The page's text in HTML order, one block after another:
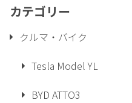
カテゴリー
クルマ・バイク
Tesla Model YL
BYD ATTO3